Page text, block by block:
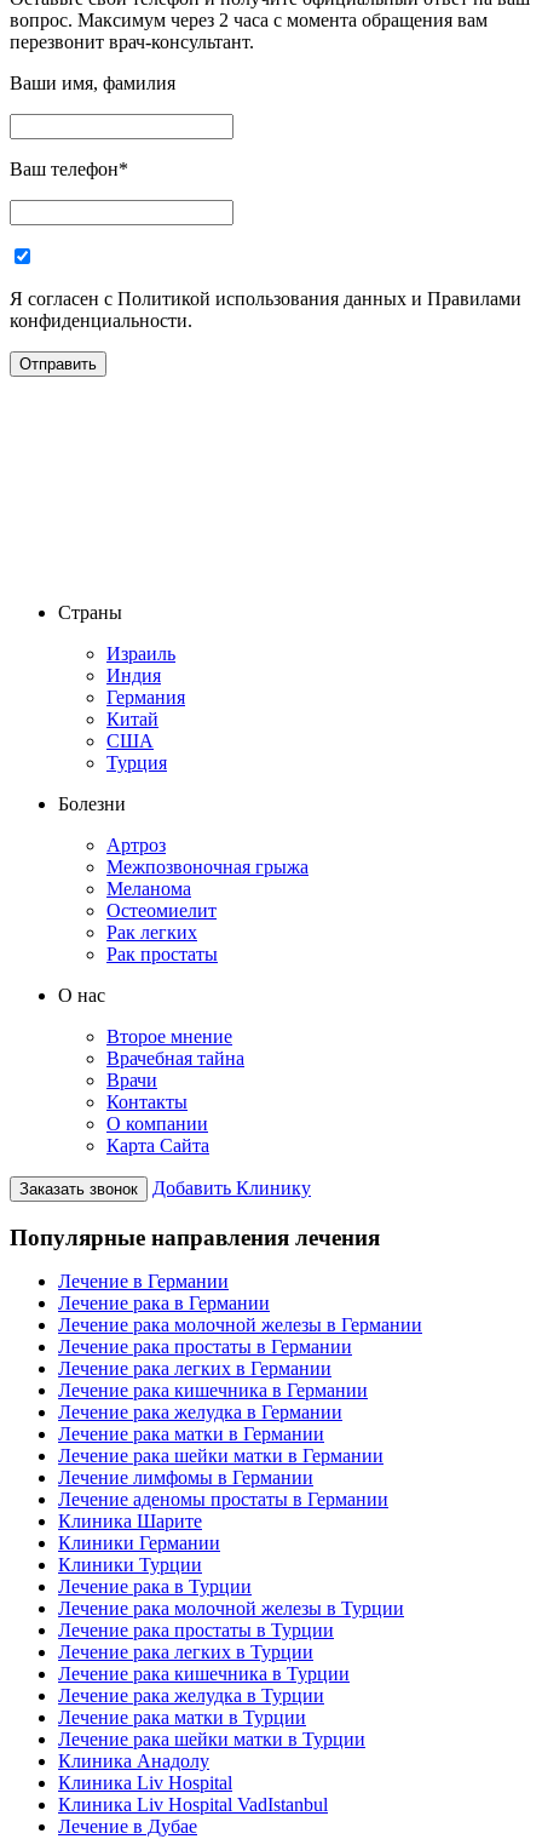
вопрос. Максимум через 2 часа с момента обращения вам
перезвонит врач-консультант.
Ваши имя, фамилия
Ваш телефон*
Я согласен с Политикой использования данных и Правилами
конфиденциальности.
Страны
Израиль
Индия
Германия
Китай
США
Турция
Болезни
Артроз
Межпозвоночная грыжа
Меланома
Остеомиелит
Рак легких
Рак простаты
О нас
Второе мнение
Врачебная тайна
Врачи
Контакты
О компании
Карта Сайта
Заказать звонок Добавить Клинику
Популярные направления лечения
Лечение в Германии
Лечение рака в Германии
Лечение рака молочной железы в Германии
Лечение рака простаты в Германии
Лечение рака легких в Германии
Лечение рака кишечника в Германии
Лечение рака желудка в Германии
Лечение рака матки в Германии
Лечение рака шейки матки в Германии
Лечение лимфомы в Германии
Лечение аденомы простаты в Германии
Клиника Шарите
Клиники Германии
Клиники Турции
Лечение рака в Турции
Лечение рака молочной железы в Турции
Лечение рака простаты в Турции
Лечение рака легких в Турции
Лечение рака кишечника в Турции
Лечение рака желудка в Турции
Лечение рака матки в Турции
Лечение рака шейки матки в Турции
Клиника Анадолу
Клиника Liv Hospital
Клиника Liv Hospital VadIstanbul
Лечение в Дубае